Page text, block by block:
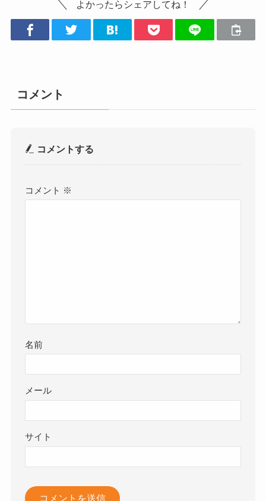
よかったらシェアしてね！
コメント
コメントする
コメント ※
名前
メール
サイト